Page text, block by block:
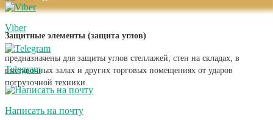
Защитные элементы (защита углов)
предназначены для защиты углов стеллажей, стен на складах, в
выставочных залах и других торговых помещениях от ударов
погрузочной техники.
Viber
Telegram
Написать на почту